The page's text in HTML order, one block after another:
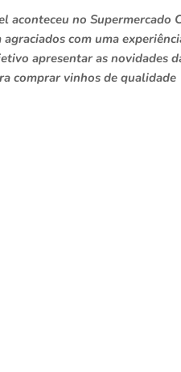
no Supermercado
com uma
apresentar as novidades
comprar vinhos de qualidade